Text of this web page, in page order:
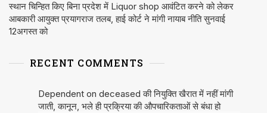
स्थान चिन्हित किए बिना प्रदेश में Liquor shop आवंटित करने को लेकर
आबकारी आयुक्त प्रयागराज तलब, हाई कोर्ट ने मांगी नायाब नीति सुनवाई
12अगस्त को
RECENT COMMENTS
Dependent on deceased की नियुक्ति खैरात में नहीं मांगी
जाती, कानून, भले ही प्रक्रिया की औपचारिकताओं से बंधा हो